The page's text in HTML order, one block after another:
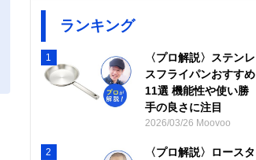
ランキング
1
〈プロ解説〉ステンレ
スフライパンおすすめ
11選 機能性や使い勝
手の良さに注目
2026/03/26 Moovoo
2
〈プロ解説〉ロースタ